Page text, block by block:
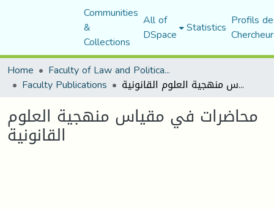
Communities
&
Collections
All of
DSpace Statistics Profils
Home
Faculty of Law and Political Science
Faculty Publications محاضرات في مقياس منهجية العلوم القانونية
محاضرات في مقياس منهجية العلوم
القانونية